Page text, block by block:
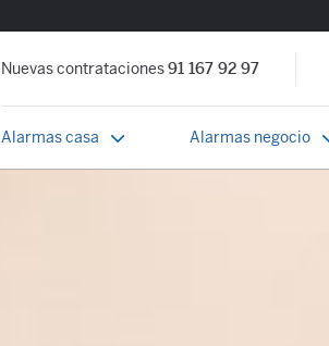
Nuevas contrataciones91 167 92 97
Alarmas casa Alarmas negocio